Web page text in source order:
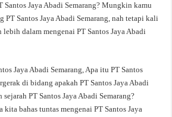
Santos Jaya Abadi Semarang? Mungkin kamu
PT Santos Jaya Abadi Semarang, nah tetapi kali
dalam mengenai PT Santos Jaya Abadi
Jaya Abadi Semarang, Apa itu PT Santos
di bidang apakah PT Santos Jaya Abadi
sejarah PT Santos Jaya Abadi Semarang?
kita bahas tuntas mengenai PT Santos Jaya